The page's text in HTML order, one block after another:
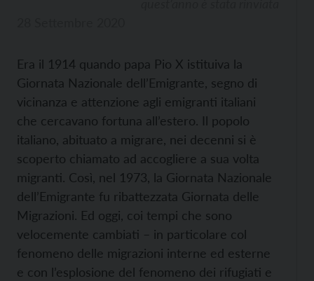
Era il 1914 quando papa Pio X istituiva la
Giornata Nazionale dell’Emigrante, segno di
vicinanza e attenzione agli emigranti italiani
che cercavano fortuna all’estero. Il popolo
italiano, abituato a migrare, nei decenni si è
scoperto chiamato ad accogliere a sua volta
migranti. Così, nel 1973, la Giornata Nazionale
dell’Emigrante fu ribattezzata Giornata delle
Migrazioni. Ed oggi, coi tempi che sono
velocemente cambiati – in particolare col
fenomeno delle migrazioni interne ed esterne
e con l’esplosione del fenomeno dei rifugiati e